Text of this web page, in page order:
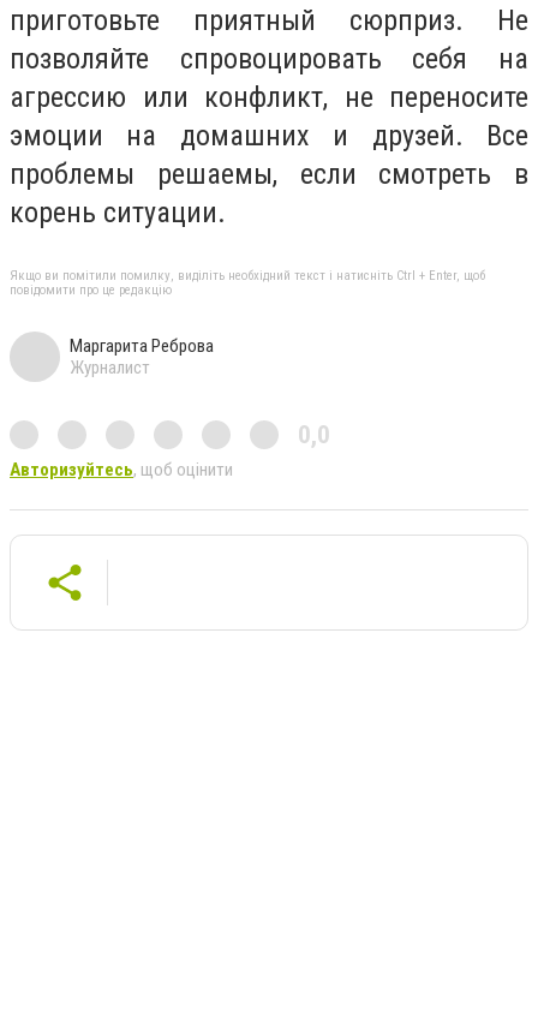
приготовьте приятный сюрприз. Не
позволяйте спровоцировать себя на
агрессию или конфликт, не переносите
эмоции на домашних и друзей. Все
проблемы решаемы, если смотреть в
корень ситуации.
Якщо ви помітили помилку, виділіть необхідний текст і натисніть Ctrl + Enter, щоб
повідомити про це редакцію
Маргарита Реброва
Журналист
0,0
Авторизуйтесь, щоб оцінити